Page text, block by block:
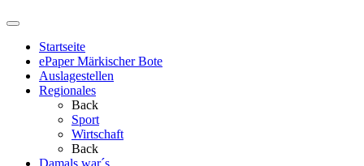
Startseite
ePaper Märkischer Bote
Auslagestellen
Regionales
Back
Sport
Wirtschaft
Back